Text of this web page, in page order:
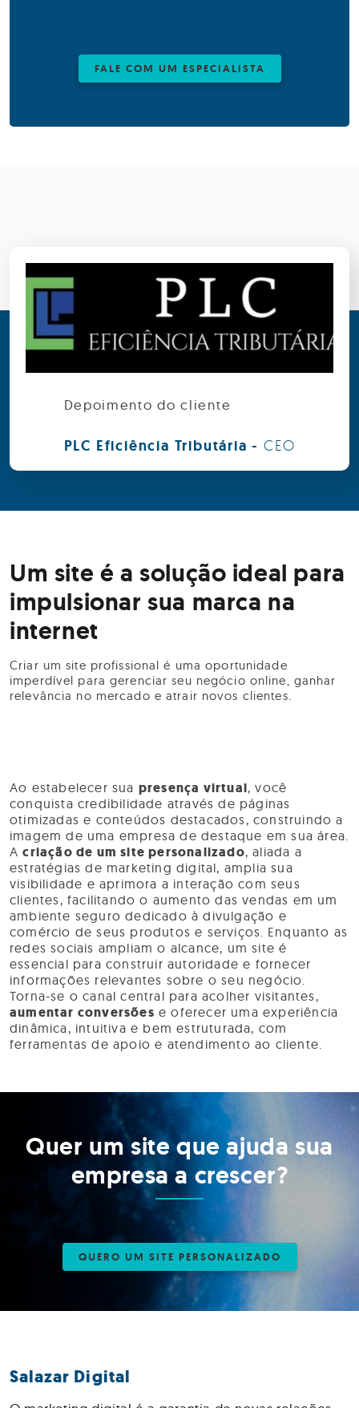
FALE COM UM ESPECIALISTA
Depoimento do cliente
PLC Eficiência Tributária - CEO
Um site é a solução ideal para
impulsionar sua marca na
internet
Criar um site profissional é uma oportunidade
imperdível para gerenciar seu negócio online, ganhar
relevância no mercado e atrair novos clientes.
Ao estabelecer sua presença virtual, você
conquista credibilidade através de páginas
otimizadas e conteúdos destacados, construindo a
imagem de uma empresa de destaque em sua área.
Acriação de um site personalizado, aliada a
estratégias de marketing digital, amplia sua
visibilidade e aprimora a interação com seus
clientes, facilitando o aumento das vendas em um
ambiente seguro dedicado à divulgação e
comércio de seus produtos e serviços. Enquanto as
redes sociais ampliam o alcance, um site é
essencial para construir autoridade e fornecer
informações relevantes sobre o seu negócio.
Torna-se o canal central para acolher visitantes,
aumentar conversões e oferecer uma experiência
dinâmica, intuitiva e bem estruturada, com
ferramentas de apoio e atendimento ao cliente.
Quer um site que ajuda sua
empresa a crescer?
QUERO UM SITE PERSONALIZADO
Salazar Digital